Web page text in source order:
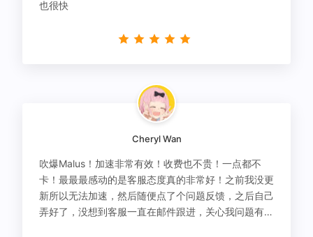
也很快
Cheryl Wan
吹爆Malus！加速非常有效！收费也不贵！一点都不
卡！最最最感动的是客服态度真的非常好！之前我没更
新所以无法加速，然后随便点了个问题反馈，之后自己
弄好了，没想到客服一直在邮件跟进，关心我问题有没